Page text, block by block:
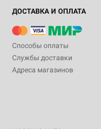
ДОСТАВКА И ОПЛАТА
Способы оплаты
Службы доставки
Адреса магазинов